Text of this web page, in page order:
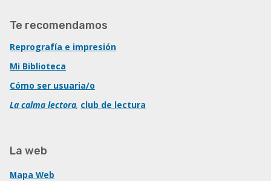
Te recomendamos
Reprografía e impresión
Mi Biblioteca
Cómo ser usuaria/o
La calma lectora, club de lectura
La web
Mapa Web